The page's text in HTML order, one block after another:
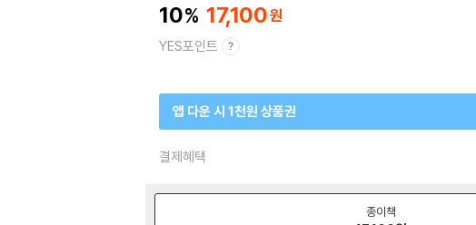
10 17,100
YES포인트
앱 다운 시 1천원 상품권
결제혜택
종이책